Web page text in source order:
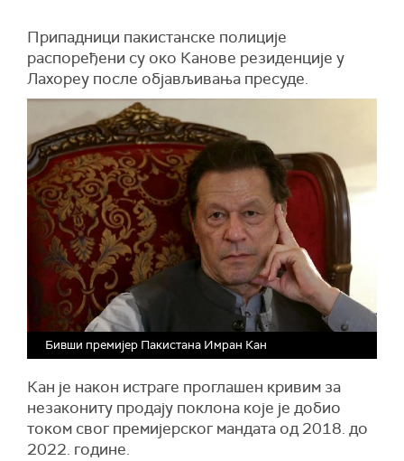
Припадници пакистанске полиције
распоређени су око Канове резиденције у
Лахореу после објављивања пресуде.
Бивши премијер Пакистана Имран Кан
Кан је након истраге проглашен кривим за
незакониту продају поклона које је добио
током свог премијерског мандата од 2018. до
2022. године.